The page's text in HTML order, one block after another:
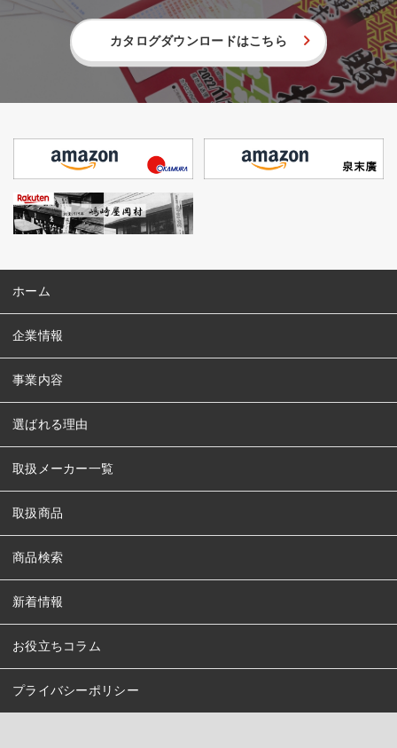
カタログダウンロードはこちら
ホーム
企業情報
事業内容
選ばれる理由
取扱メーカー一覧
取扱商品
商品検索
新着情報
お役立ちコラム
プライバシーポリシー